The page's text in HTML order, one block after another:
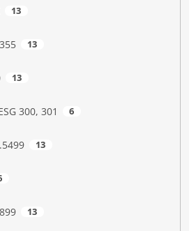
13
13
13
300, 301 6
13
13